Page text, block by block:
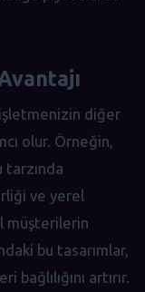
diğer
olur. Örneğin,
tarzında
ve yerel
müşterilerin
bu tasarımlar,
bağlılığını artırır.